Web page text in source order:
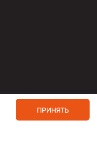
ПРИНЯТЬ